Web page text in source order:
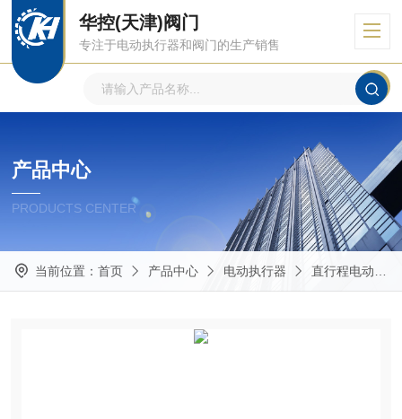
华控(天津)阀门
专注于电动执行器和阀门的生产销售
产品中心
PRODUCTS CENTER
当前位置： 首页 产品中心 电动执行器 直行程电动执行器